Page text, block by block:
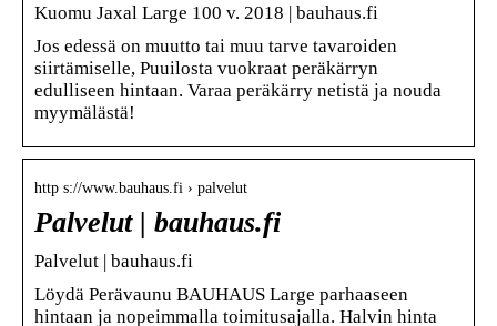
Kuomu Jaxal Large 100 v. 2018 | bauhaus.fi
Jos edessä on muutto tai muu tarve tavaroiden
siirtämiselle, Puuilosta vuokraat peräkärryn
edulliseen hintaan. Varaa peräkärry netistä ja nouda
myymälästä!
http s://www.bauhaus.fi › palvelut
Palvelut | bauhaus.fi
Palvelut | bauhaus.fi
Löydä Perävaunu BAUHAUS Large parhaaseen
hintaan ja nopeimmalla toimitusajalla. Halvin hinta